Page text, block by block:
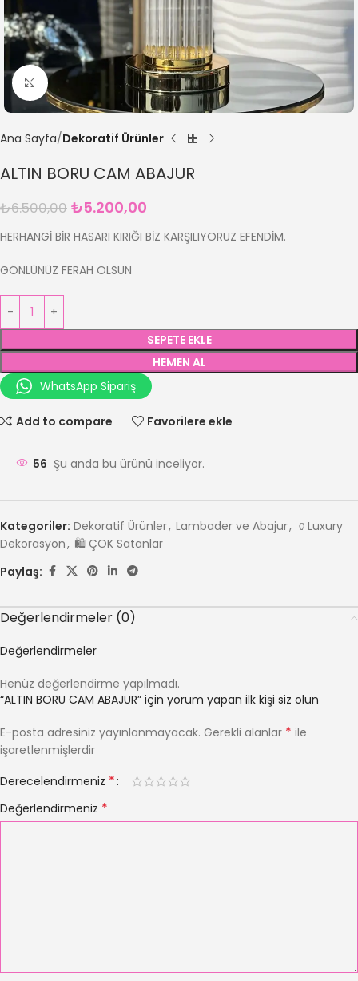
Büyütmek için tıklayın
Ana Sayfa Dekoratif Ürünler
ALTIN BORU CAM ABAJUR
₺6.500,00 ₺5.200,00
HERHANGİ BİR HASARI KIRIĞI BİZ KARŞILIYORUZ EFENDİM.
GÖNLÜNÜZ FERAH OLSUN
SEPETE EKLE
HEMEN AL
WhatsApp Sipariş
Add to compare Favorilere ekle
56 Şu anda bu ürünü inceliyor.
Kategoriler: Dekoratif Ürünler, Lambader ve Abajur, 🏺Luxury
Dekorasyon, 🛍️ ÇOK Satanlar
Paylaş:
Değerlendirmeler (0)
Değerlendirmeler
Henüz değerlendirme yapılmadı.
“ALTIN BORU CAM ABAJUR” için yorum yapan ilk kişi siz olun
E-posta adresiniz yayınlanmayacak. Gerekli alanlar * ile
işaretlenmişlerdir
Derecelendirmeniz *
Değerlendirmeniz *